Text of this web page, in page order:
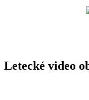
Letecké video